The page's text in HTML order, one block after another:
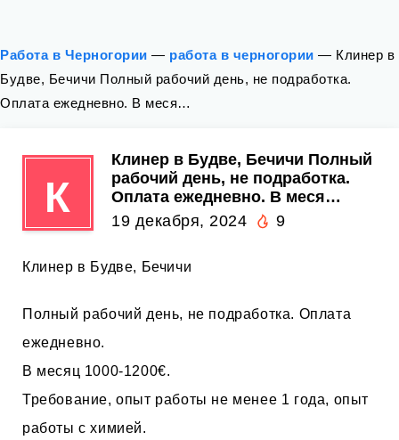
Работа в Черногории — работа в черногории — Клинер в
Будве, Бечичи Полный рабочий день, не подработка.
Оплата ежедневно. В меся…
К
Клинер в Будве, Бечичи Полный
рабочий день, не подработка.
Оплата ежедневно. В меся…
19 декабря, 2024
9
Клинер в Будве, Бечичи
Полный рабочий день, не подработка. Оплата
ежедневно.
В месяц 1000-1200€.
Требование, опыт работы не менее 1 года, опыт
работы с химией.